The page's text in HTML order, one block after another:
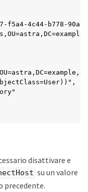
f5a4-4c44-b778-
disattivare e
su un valore
precedente.